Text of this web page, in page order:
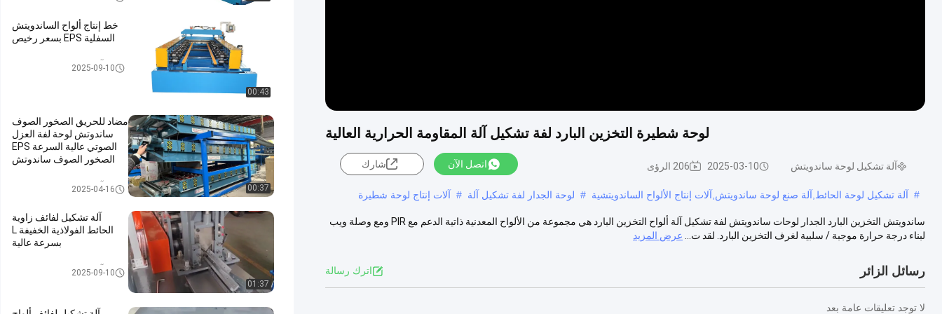
لوحة شطيرة التخزين البارد لفة تشكيل آلة المقاومة الحرارية العالية
آلة تشكيل لوحة ساندويتش 2025-03-10 206 الرؤى اتصل الآن شارك
# آلة تشكيل لوحة الحائط,آلة صنع لوحة ساندويتش,آلات إنتاج الألواح الساندويتشية # لوحة الجدار لفة تشكيل آلة # آلات إنتاج لوحة شطيرة
ساندويتش التخزين البارد الجدار لوحات ساندويتش لفة تشكيل آلة ألواح التخزين البارد هي مجموعة من الألواح المعدنية ذاتية الدعم مع PIR ومع وصلة ويب
لبناء درجة حرارة موجبة / سلبية لغرف التخزين البارد. لقد ت...
عرض المزيد
رسائل الزائر اترك رسالة
لا توجد تعليقات عامة بعد
00:43
خط إنتاج ألواح الساندويتش
السفلية EPS بسعر رخيص
آلة تشكيل لوحة ساندويتش
2025-09-10
00:37
مضاد للحريق الصخور الصوف
ساندوتش لوحة لفة العزل
الصوتي عالية السرعة EPS
الصخور الصوف ساندوتش
آلة تشكيل لوحة ساندويتش
2025-04-16
01:37
آلة تشكيل لفائف زاوية
الحائط الفولاذية الخفيفة L
بسرعة عالية
آلة تشكيل اللفاف والمسار
2025-09-10